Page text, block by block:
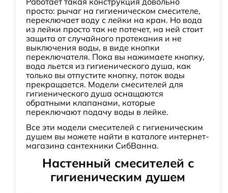
просто: рычаг на гигиеническом смесителе,
переключает воду с лейки на кран. Но вода
из лейки просто так не потечет, на ней стоит
защита от случайного протекания и не
выключения воды, в виде кнопки
переключателя. Пока вы нажимаете кнопку,
вода льется из гигиенического душа, как
только вы отпустите кнопку, поток воды
прекращается. Модели смесителей для
гигиенического душа оснащаются
обратными клапанами, которые
переключают подачу воды в лейке.
Все эти модели смесителей с гигиеническим
душем вы можете найти в каталоге интернет-
магазина сантехники СибВанна.
Настенный смесителей с
гигиеническим душем